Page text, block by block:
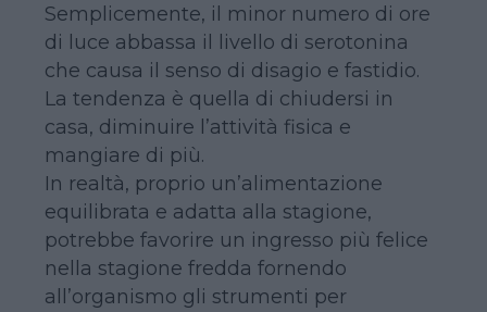
Semplicemente, il minor numero di ore
di luce abbassa il livello di serotonina
che causa il senso di disagio e fastidio.
La tendenza è quella di chiudersi in
casa, diminuire l’attività fisica e
mangiare di più.
In realtà, proprio un’alimentazione
equilibrata e adatta alla stagione,
potrebbe favorire un ingresso più felice
nella stagione fredda fornendo
all’organismo gli strumenti per